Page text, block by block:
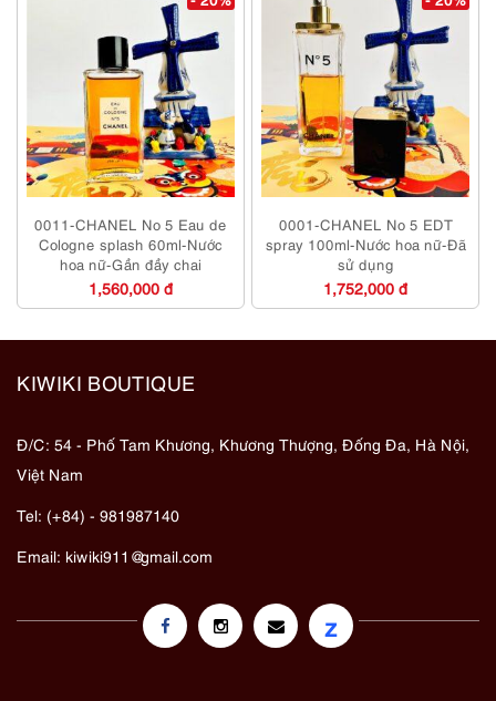
0011-CHANEL No 5 Eau de
Cologne splash 60ml-Nước
hoa nữ-Gần đầy chai
1,560,000 đ
0001-CHANEL No 5 EDT
spray 100ml-Nước hoa nữ-Đã
sử dụng
1,752,000 đ
KIWIKI BOUTIQUE
Đ/C: 54 - Phố Tam Khương, Khương Thượng, Đống Đa, Hà Nội,
Việt Nam
Tel: (+84) - 981987140
Email: kiwiki911@gmail.com
z